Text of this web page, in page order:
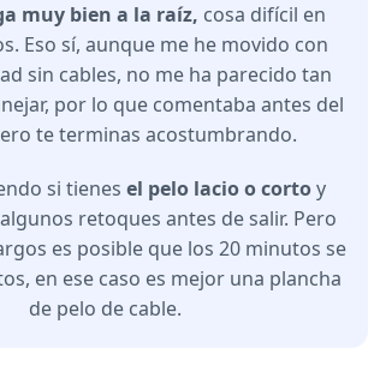
muy bien a la raíz, cosa difícil en
Eso sí, aunque me he movido con
sin cables, no me ha parecido tan
por lo que comentaba antes del
te terminas acostumbrando.
si tienes el pelo lacio o cortoy
retoques antes de salir. Pero
es posible que los 20 minutos se
en ese caso es mejor una plancha
de pelo de cable.